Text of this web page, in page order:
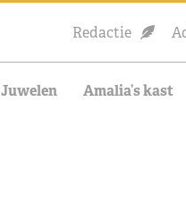
Redactie
Juwelen Amalia’s kast